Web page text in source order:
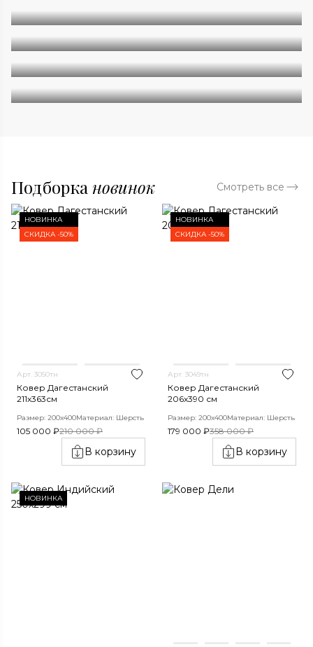
Классические
Современные
Дизайнерские
Подборка новинок Смотреть все
НОВИНКА
СКИДКА -50%
Арт. 3050тн
Ковер Дагестанский
211x363см
Размер: 200х400Материал: Шерсть
105 000 ₽210 000 ₽
В корзину
НОВИНКА
СКИДКА -50%
Арт. 3049тн
Ковер Дагестанский
206x390 см
Размер: 200х400Материал: Шерсть
179 000 ₽358 000 ₽
В корзину
НОВИНКА